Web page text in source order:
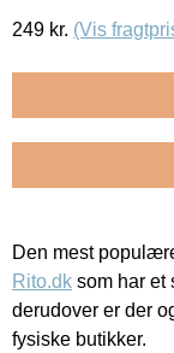
249 kr. (Vis
Den mest
Rito.dk som har et
derudover er der
fysiske butikker.